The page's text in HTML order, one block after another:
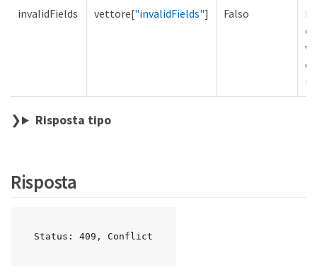
invalidFields vettore["invalidFields"] Falso
Risposta tipo
Risposta
Status: 409, Conflict